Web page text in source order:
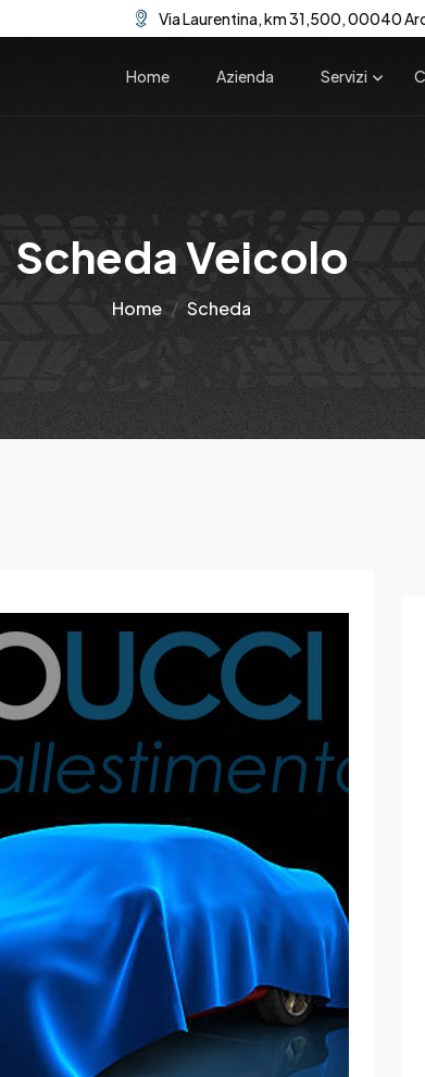
Via Laurentina, km 31,500, 00040
Home Azienda Servizi
Scheda Veicolo
Home Scheda